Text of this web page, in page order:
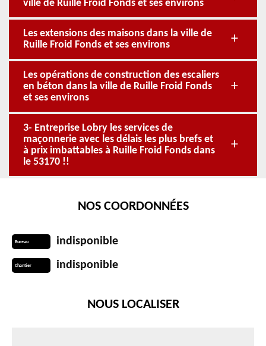
ville de Ruille Froid Fonds et ses environs
Les extensions des maisons dans la ville de
Ruille Froid Fonds et ses environs
Les opérations de construction des escaliers
en béton dans la ville de Ruille Froid Fonds
et ses environs
3- Entreprise Lobry les services de
maçonnerie avec les délais les plus brefs et
à prix imbattables à Ruille Froid Fonds dans
le 53170 !!
NOS COORDONNÉES
Bureau indisponible
Chantier indisponible
NOUS LOCALISER